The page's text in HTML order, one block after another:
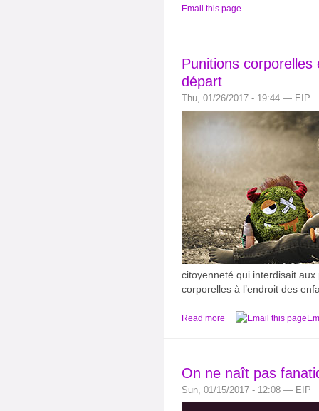
Email this page
Punitions
départ
Thu, 01/26/2017 - 19:44 — EIP
citoyenneté qui interdisait
corporelles à l’endroit des
Read more
On ne naît pas
Sun, 01/15/2017 - 12:08 — EIP